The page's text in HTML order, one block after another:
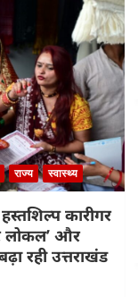
राज्य स्वास्थ्य
कारीगर
लोकल’ और
रही उत्तराखंड